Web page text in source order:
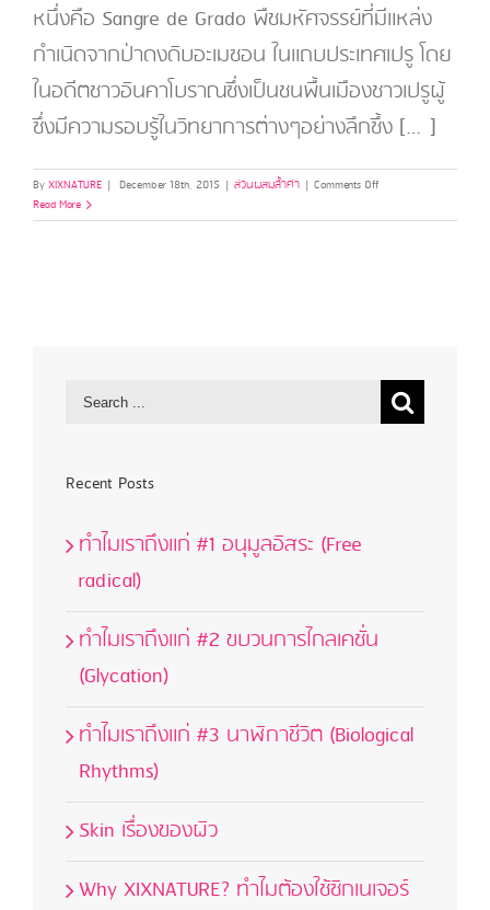
หนึ่งคือ Sangre de Grado พืชมหัศจรรย์ที่มีแหล่ง
กำเนิดจากป่าดงดิบอะเมซอน ในแถบประเทศเปรู โดย
ในอดีตชาวอินคาโบราณซึ่งเป็นชนพื้นเมืองชาวเปรูผู้
ซึ่งมีความรอบรู้ในวิทยาการต่างๆอย่างลึกซึ้ง […]
ByXIXNATURE | December 18th, 2015 | ส่วนผสมล้ำค่า | Comments Offon
มังกร
Read More
Recent Posts
ทำไมเราถึงแก่ #1 อนุมูลอิสระ (Free
radical)
ทำไมเราถึงแก่ #2 ขบวนการไกลเคชั่น
(Glycation)
ทำไมเราถึงแก่ #3 นาฬิกาชีวิต (Biological
Rhythms)
Skin เรื่องของผิว
Why XIXNATURE? ทำไมต้องใช้ซิกเนเจอร์